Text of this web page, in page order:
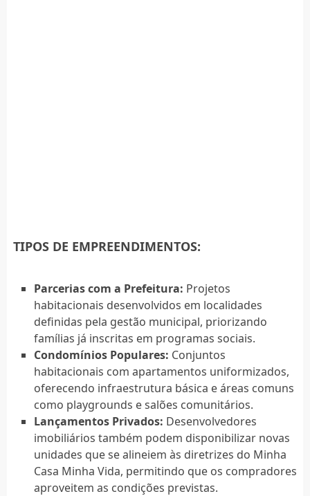
TIPOS DE EMPREENDIMENTOS:
Parcerias com a Prefeitura: Projetos
habitacionais desenvolvidos em localidades
definidas pela gestão municipal, priorizando
famílias já inscritas em programas sociais.
Condomínios Populares: Conjuntos
habitacionais com apartamentos uniformizados,
oferecendo infraestrutura básica e áreas comuns
como playgrounds e salões comunitários.
Lançamentos Privados: Desenvolvedores
imobiliários também podem disponibilizar novas
unidades que se alineiem às diretrizes do Minha
Casa Minha Vida, permitindo que os compradores
aproveitem as condições previstas.